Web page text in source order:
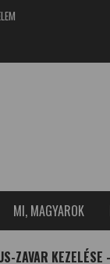
MI, MAGYAROK
ZAVAR KEZELÉSE